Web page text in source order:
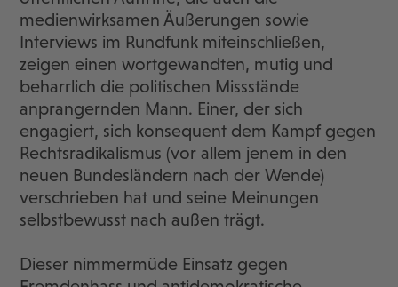
medienwirksamen Äußerungen sowie
Interviews im Rundfunk miteinschließen,
zeigen einen wortgewandten, mutig und
beharrlich die politischen Missstände
anprangernden Mann. Einer, der sich
engagiert, sich konsequent dem Kampf gegen
Rechtsradikalismus (vor allem jenem in den
neuen Bundesländern nach der Wende)
verschrieben hat und seine Meinungen
selbstbewusst nach außen trägt.
Dieser nimmermüde Einsatz gegen